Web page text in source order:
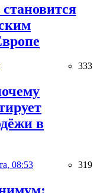
333
в
08:53 319